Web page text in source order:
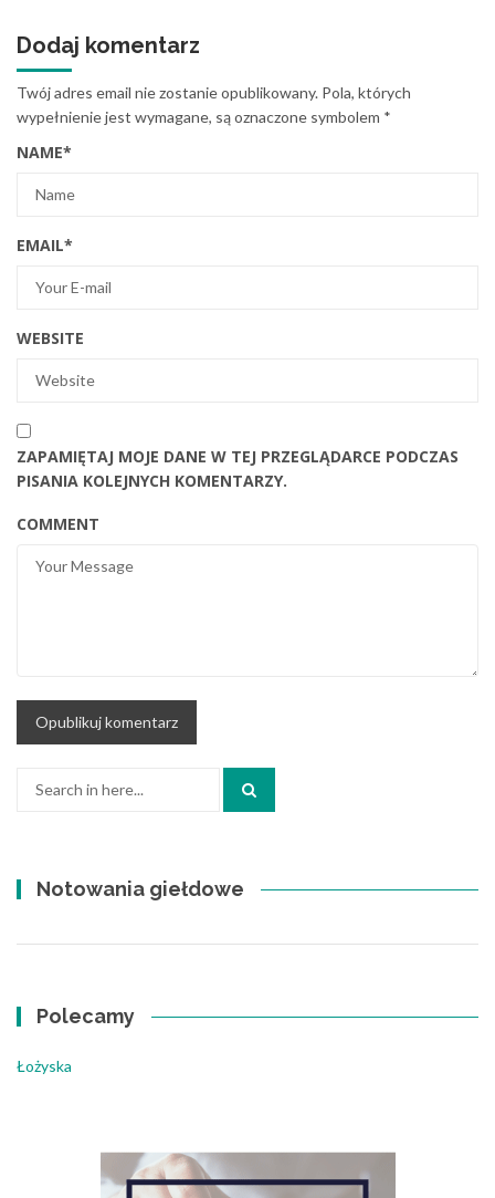
Dodaj komentarz
Twój adres email nie zostanie opublikowany. Pola, których
wypełnienie jest wymagane, są oznaczone symbolem *
NAME*
EMAIL*
WEBSITE
ZAPAMIĘTAJ MOJE DANE W TEJ PRZEGLĄDARCE PODCZAS
PISANIA KOLEJNYCH KOMENTARZY.
COMMENT
Notowania giełdowe
Polecamy
Łożyska